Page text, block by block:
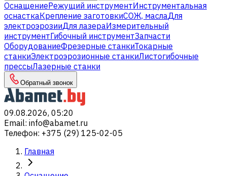
ОснащениеРежущий инструментИнструментальная
оснасткаКрепление заготовкиСОЖ, маслаДля
электроэрозииДля лазераИзмерительный
инструментГибочный инструментЗапчасти
ОборудованиеФрезерные станкиТокарные
станкиЭлектроэрозионные станкиЛистогибочные
прессыЛазерные станки
Обратный звонок
09.08.2026, 05:20
Email: info@abamet.ru
Телефон: +375 (29) 125-02-05
Главная